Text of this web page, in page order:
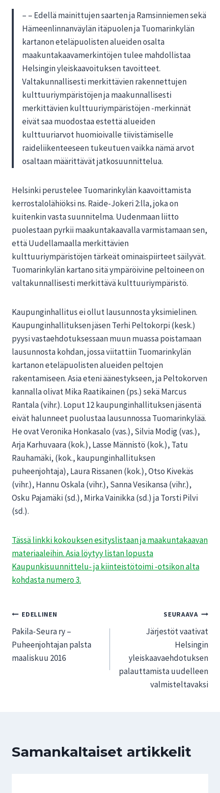
– – Edellä mainittujen saarten ja Ramsinniemen sekä
Hämeenlinnanväylän itäpuolen ja Tuomarinkylän
kartanon eteläpuolisten alueiden osalta
maakuntakaavamerkintöjen tulee mahdollistaa
Helsingin yleiskaavoituksen tavoitteet.
Valtakunnallisesti merkittävien rakennettujen
kulttuuriympäristöjen ja maakunnallisesti
merkittävien kulttuuriympäristöjen -merkinnät
eivät saa muodostaa estettä alueiden
kulttuuriarvot huomioivalle tiivistämiselle
raideliikenteeseen tukeutuen vaikka nämä arvot
osaltaan määrittävät jatkosuunnittelua.
Helsinki perustelee Tuomarinkylän kaavoittamista
kerrostalolähiöksi ns. Raide-Jokeri 2:lla, joka on
kuitenkin vasta suunnitelma. Uudenmaan liitto
puolestaan pyrkii maakuntakaavalla varmistamaan sen,
että Uudellamaalla merkittävien
kulttuuriympäristöjen tärkeät ominaispiirteet säilyvät.
Tuomarinkylän kartano sitä ympäröivine peltoineen on
valtakunnallisesti merkittävä kulttuuriympäristö.
Kaupunginhallitus ei ollut lausunnosta yksimielinen.
Kaupunginhallituksen jäsen Terhi Peltokorpi (kesk.)
pyysi vastaehdotuksessaan muun muassa poistamaan
lausunnosta kohdan, jossa viitattiin Tuomarinkylän
kartanon eteläpuolisten alueiden peltojen
rakentamiseen. Asia eteni äänestykseen, ja Peltokorven
kannalla olivat Mika Raatikainen (ps.) sekä Marcus
Rantala (vihr.). Loput 12 kaupunginhallituksen jäsentä
eivät halunneet puolustaa lausunnossa Tuomarinkylää.
He ovat Veronika Honkasalo (vas.), Silvia Modig (vas.),
Arja Karhuvaara (kok.), Lasse Männistö (kok.), Tatu
Rauhamäki, (kok., kaupunginhallituksen
puheenjohtaja), Laura Rissanen (kok.), Otso Kivekäs
(vihr.), Hannu Oskala (vihr.), Sanna Vesikansa (vihr.),
Osku Pajamäki (sd.), Mirka Vainikka (sd.) ja Torsti Pilvi
(sd.).
Tässä linkki kokouksen esityslistaan ja maakuntakaavan
materiaaleihin. Asia löytyy listan lopusta
Kaupunkisuunnittelu- ja kiinteistötoimi -otsikon alta
kohdasta numero 3.
Artikkelien
selaus
EDELLINEN
Pakila-Seura ry –
Puheenjohtajan palsta
maaliskuu 2016
SEURAAVA
Järjestöt vaativat
Helsingin
yleiskaavaehdotuksen
palauttamista uudelleen
valmisteltavaksi
Samankaltaiset artikkelit